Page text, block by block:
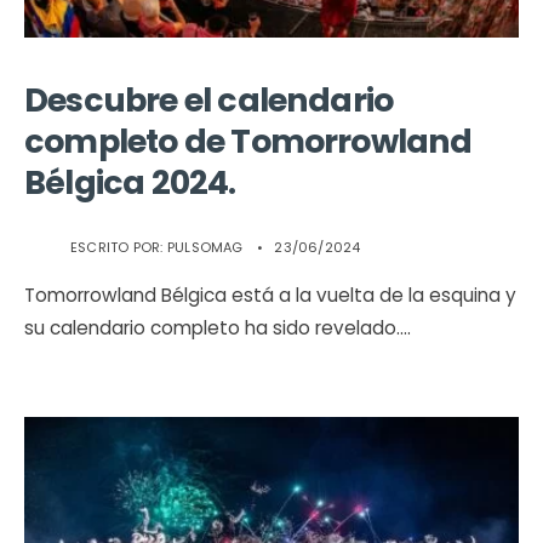
Descubre el calendario
completo de Tomorrowland
Bélgica 2024.
ESCRITO POR: PULSOMAG • 23/06/2024
Tomorrowland Bélgica está a la vuelta de la esquina y
su calendario completo ha sido revelado....